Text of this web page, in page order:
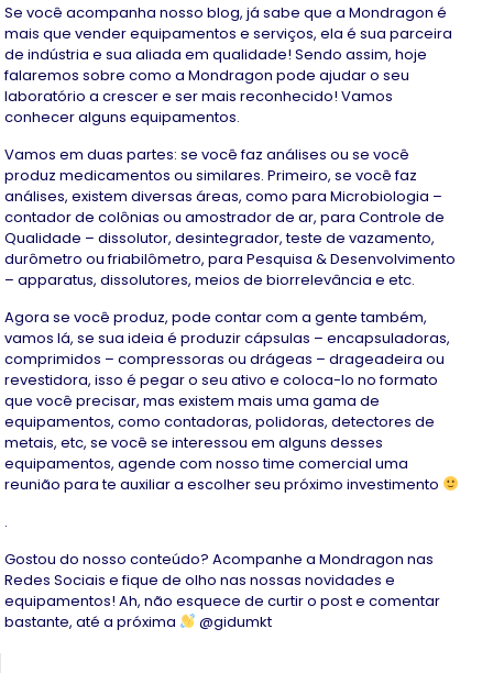
Se você acompanha nosso blog, já sabe que a Mondragon é
mais que vender equipamentos e serviços, ela é sua parceira
de indústria e sua aliada em qualidade! Sendo assim, hoje
falaremos sobre como a Mondragon pode ajudar o seu
laboratório a crescer e ser mais reconhecido! Vamos
conhecer alguns equipamentos.
Vamos em duas partes: se você faz análises ou se você
produz medicamentos ou similares. Primeiro, se você faz
análises, existem diversas áreas, como para Microbiologia –
contador de colônias ou amostrador de ar, para Controle de
Qualidade – dissolutor, desintegrador, teste de vazamento,
durômetro ou friabilômetro, para Pesquisa & Desenvolvimento
– apparatus, dissolutores, meios de biorrelevância e etc.
Agora se você produz, pode contar com a gente também,
vamos lá, se sua ideia é produzir cápsulas – encapsuladoras,
comprimidos – compressoras ou drágeas – drageadeira ou
revestidora, isso é pegar o seu ativo e coloca-lo no formato
que você precisar, mas existem mais uma gama de
equipamentos, como contadoras, polidoras, detectores de
metais, etc, se você se interessou em alguns desses
equipamentos, agende com nosso time comercial uma
reunião para te auxiliar a escolher seu próximo investimento
.
Gostou do nosso conteúdo? Acompanhe a Mondragon nas
Redes Sociais e fique de olho nas nossas novidades e
equipamentos! Ah, não esquece de curtir o post e comentar
bastante, até a próxima
@gidumkt